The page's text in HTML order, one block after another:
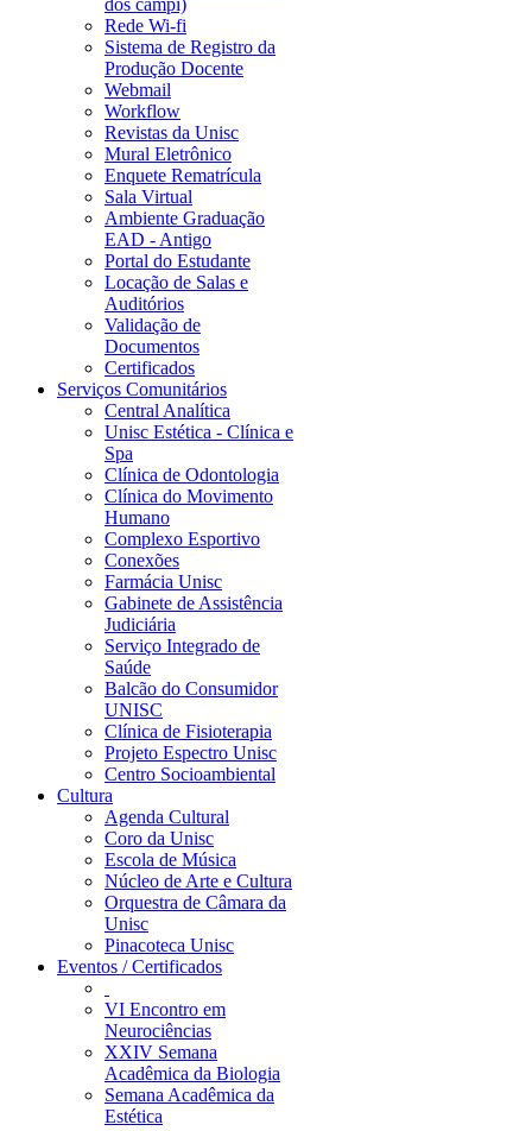
dos campi)
Rede Wi-fi
Sistema de Registro da
Produção Docente
Webmail
Workflow
Revistas da Unisc
Mural Eletrônico
Enquete Rematrícula
Sala Virtual
Ambiente Graduação
EAD - Antigo
Portal do Estudante
Locação de Salas e
Auditórios
Validação de
Documentos
Certificados
Serviços Comunitários
Central Analítica
Unisc Estética - Clínica e
Spa
Clínica de Odontologia
Clínica do Movimento
Humano
Complexo Esportivo
Conexões
Farmácia Unisc
Gabinete de Assistência
Judiciária
Serviço Integrado de
Saúde
Balcão do Consumidor
UNISC
Clínica de Fisioterapia
Projeto Espectro Unisc
Centro Socioambiental
Cultura
Agenda Cultural
Coro da Unisc
Escola de Música
Núcleo de Arte e Cultura
Orquestra de Câmara da
Unisc
Pinacoteca Unisc
Eventos / Certificados
VI Encontro em
Neurociências
XXIV Semana
Acadêmica da Biologia
Semana Acadêmica da
Estética